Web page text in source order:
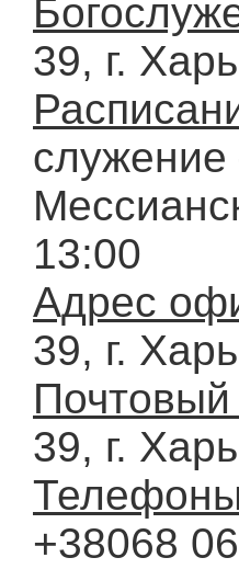
39, г.
служение
13:00
Адрес
39, г.
39, г.
+38068